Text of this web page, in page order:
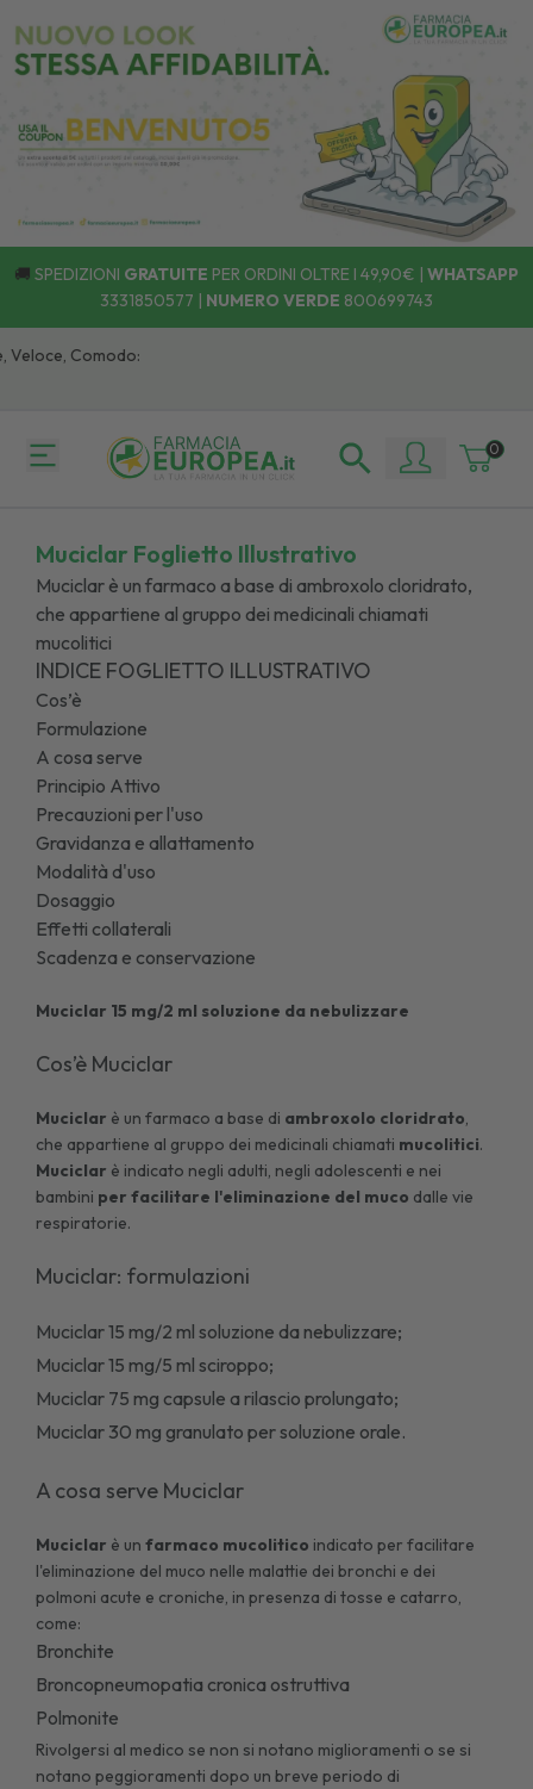
🚚 SPEDIZIONI GRATUITE PER ORDINI OLTRE I 49,90€ | WHATSAPP
3331850577 | NUMERO VERDE 800699743
Comodo:
0
Muciclar Foglietto Illustrativo
Muciclar è un farmaco a base di ambroxolo cloridrato,
che appartiene al gruppo dei medicinali chiamati
mucolitici
INDICE FOGLIETTO ILLUSTRATIVO
Cos’è
Formulazione
A cosa serve
Principio Attivo
Precauzioni per l'uso
Gravidanza e allattamento
Modalità d'uso
Dosaggio
Effetti collaterali
Scadenza e conservazione
Muciclar 15 mg/2 ml soluzione da nebulizzare
Cos’è Muciclar
Muciclar è un farmaco a base di ambroxolo cloridrato,
che appartiene al gruppo dei medicinali chiamati mucolitici.
Muciclar è indicato negli adulti, negli adolescenti e nei
bambini per facilitare l'eliminazione del muco dalle vie
respiratorie.
Muciclar: formulazioni
Muciclar 15 mg/2 ml soluzione da nebulizzare;
Muciclar 15 mg/5 ml sciroppo;
Muciclar 75 mg capsule a rilascio prolungato;
Muciclar 30 mg granulato per soluzione orale.
A cosa serve Muciclar
Muciclar è unfarmaco mucolitico indicato per facilitare
l'eliminazione del muco nelle malattie dei bronchi e dei
polmoni acute e croniche, in presenza ditosse e catarro,
come:
Bronchite
Broncopneumopatia cronica ostruttiva
Polmonite
Rivolgersi al medico se non si notano miglioramenti o se si
notano peggioramenti dopo un breve periodo di